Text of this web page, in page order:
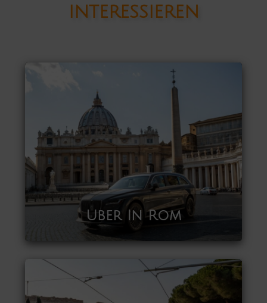
interessieren
Uber In Rom